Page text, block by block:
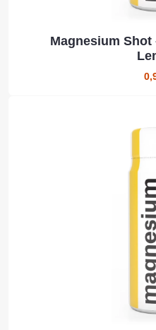
Magnesium Shot